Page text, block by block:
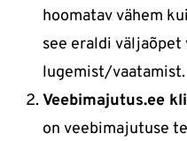
hoomatav vähem
see eraldi
lugemist/vaatamist.
Veebimajutus.ee
on veebimajutuse